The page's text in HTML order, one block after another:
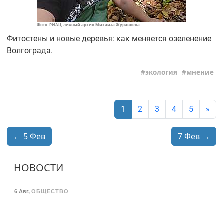
Фото: РИАЦ, личный архив Михаила Журавлева
Фитостены и новые деревья: как меняется озеленение
Волгограда.
экология мнение
1 2 3 4 5 »
← 5 Фев 7 Фев →
НОВОСТИ
6 Авг, ОБЩЕСТВО